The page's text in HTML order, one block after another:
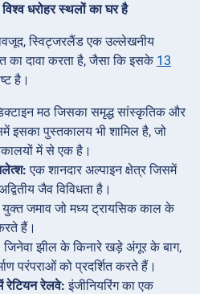
धरोहर स्थलों का घर है
स्विट्जरलैंड एक उल्लेखनीय
का दावा करता है, जैसा कि इसके 13
है।
मठ जिसका समृद्ध सांस्कृतिक और
इसका पुस्तकालय भी शामिल है, जो
में से एक है।
एक शानदार अल्पाइन क्षेत्र जिसमें
जैव विविधता है।
युक्त जमाव जो मध्य ट्रायसिक काल के
हैं।
जिनेवा झील के किनारे खड़े अंगूर के बाग,
परंपराओं को प्रदर्शित करते हैं।
रेटियन रेलवे: इंजीनियरिंग का एक